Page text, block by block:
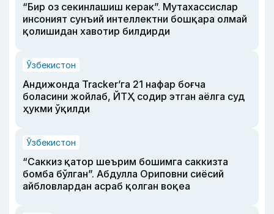
“Бир оз секинлашиш керак”. Мутахассислар
инсоният сунъий интеллектни бошқара олмай
қолишидан хавотир билдирди
Ўзбекистон
Андижонда Tracker’га 21 нафар боғча
боласини жойлаб, ЙТҲ содир этган аёлга суд
ҳукми ўқилди
Ўзбекистон
“Саккиз қатор шеърим бошимга саккизта
бомба бўлган”. Абдулла Ориповни сиёсий
айбловлардан асраб қолган воқеа